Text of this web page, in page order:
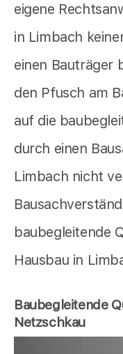
eigene
in Limbach
einen Bauträger
den Pfusch am
auf die
durch einen
Limbach nicht
baubegleitende
Hausbau in
Baubegleitende
Netzschkau